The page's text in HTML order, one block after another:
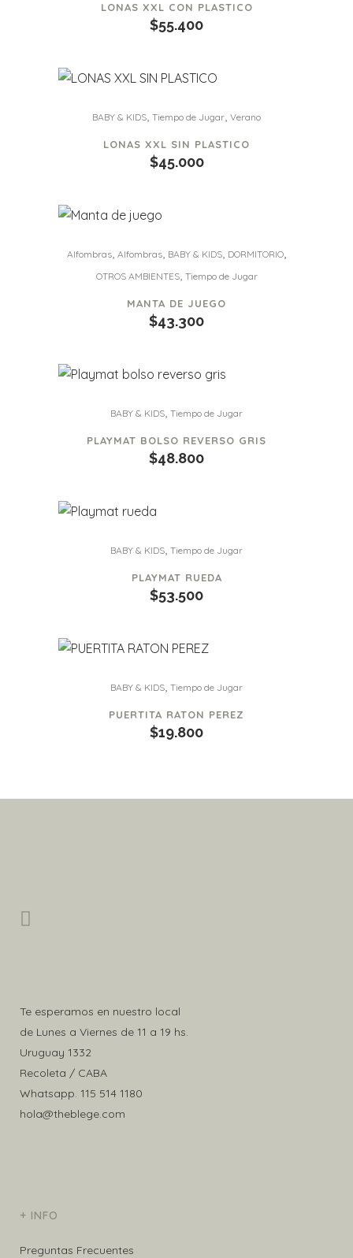
LONAS XXL CON PLASTICO
$55.400
BABY & KIDS, Tiempo de Jugar, Verano
LONAS XXL SIN PLASTICO
$45.000
Alfombras, Alfombras, BABY & KIDS, DORMITORIO,
OTROS AMBIENTES, Tiempo de Jugar
MANTA DE JUEGO
$43.300
BABY & KIDS, Tiempo de Jugar
PLAYMAT BOLSO REVERSO GRIS
$48.800
BABY & KIDS, Tiempo de Jugar
PLAYMAT RUEDA
$53.500
producto
opciones
BABY & KIDS, Tiempo de Jugar
PUERTITA RATON PEREZ
$19.800
Te esperamos en nuestro local
de Lunes a Viernes de 11 a 19 hs.
Uruguay 1332
Recoleta / CABA
Whatsapp. 115 514 1180
hola@theblege.com
+ INFO
Preguntas Frecuentes